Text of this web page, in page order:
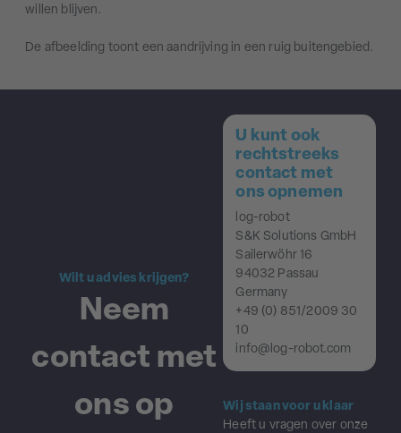
willen blijven.
De afbeelding toont een aandrijving in een ruig buitengebied.
Wilt u advies krijgen?
Neem
contact met
ons op
U kunt ook
rechtstreeks
contact met
ons opnemen
log-robot
S&K Solutions GmbH
Sailerwöhr 16
94032 Passau
Germany
+49 (0) 851/2009 30
10
info@log-robot.com
Wij staan voor u klaar
Heeft u vragen over onze